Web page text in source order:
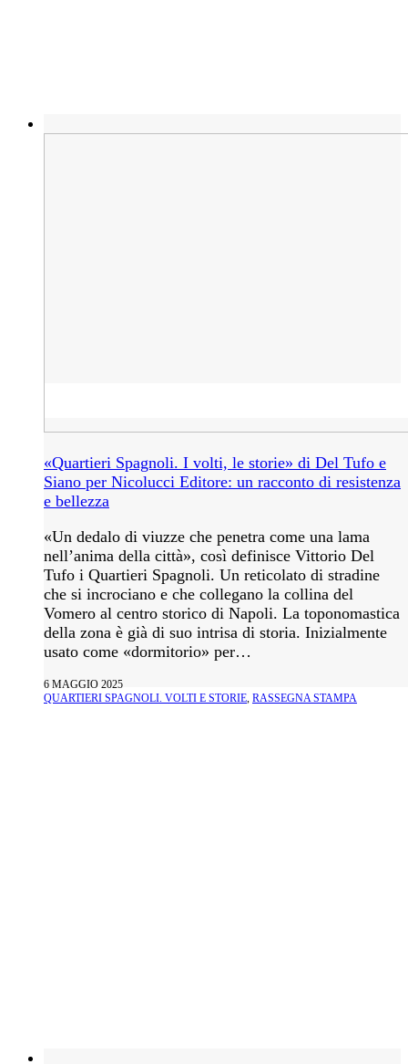
«Quartieri Spagnoli. I volti, le storie» di Del Tufo e
Siano per Nicolucci Editore: un racconto di resistenza
e bellezza
«Un dedalo di viuzze che penetra come una lama
nell’anima della città», così definisce Vittorio Del
Tufo i Quartieri Spagnoli. Un reticolato di stradine
che si incrociano e che collegano la collina del
Vomero al centro storico di Napoli. La toponomastica
della zona è già di suo intrisa di storia. Inizialmente
usato come «dormitorio» per…
6 MAGGIO 2025
QUARTIERI SPAGNOLI. VOLTI E STORIE, RASSEGNA STAMPA